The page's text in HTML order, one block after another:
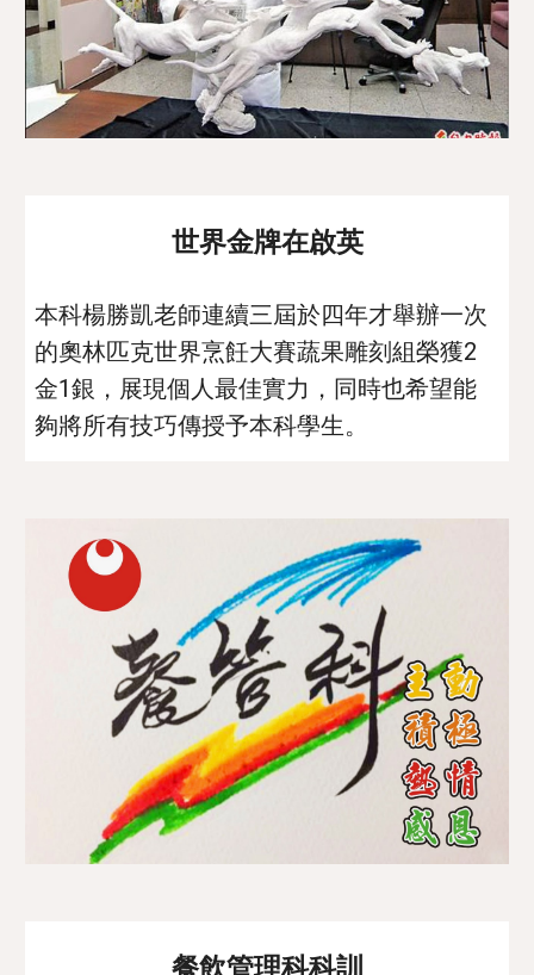
世界金牌在啟英
本科楊勝凱老師連續三屆於四年才舉辦一次
的奧林匹克世界烹飪大賽蔬果雕刻組榮獲2
金1銀，展現個人最佳實力，同時也希望能
夠將所有技巧傳授予本科學生。
餐飲管理科科訓